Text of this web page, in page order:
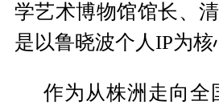
学艺术博物馆馆长、
是以鲁晓波个人IP为
作为从株洲走向全